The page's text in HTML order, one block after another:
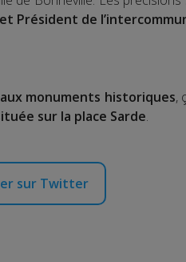
Président de
monuments historiques,
sur la place Sarde.
sur Twitter